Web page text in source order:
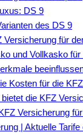
DS 9
des DS 9
Versicherung für
und Vollkasko
Kosten für die
die KFZ
Versicherung
| Aktuelle